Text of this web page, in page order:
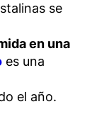
se
en una
es una
el año.